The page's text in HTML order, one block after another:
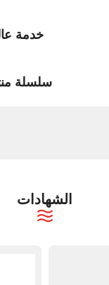
خدمة
سلسلة
الشهادات